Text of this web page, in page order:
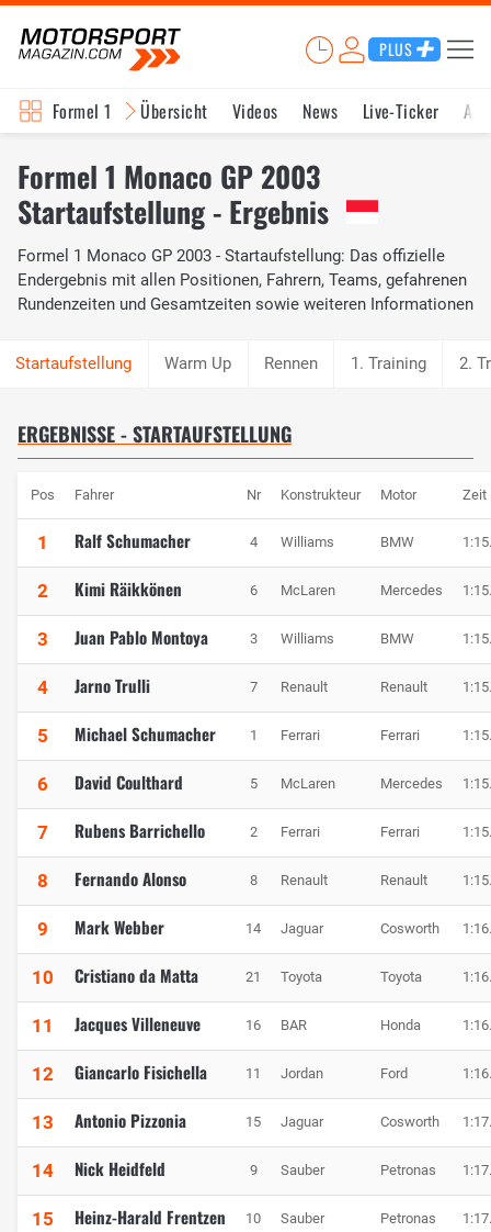
PLUS
Formel 1 Übersicht Videos News Live-Ticker
Formel 1 Monaco GP 2003
Startaufstellung - Ergebnis
Formel 1 Monaco GP 2003 - Startaufstellung: Das offizielle
Endergebnis mit allen Positionen, Fahrern, Teams, gefahrenen
Rundenzeiten und Gesamtzeiten sowie weiteren Informationen
Warm Up Rennen 1. Training 2.
ERGEBNISSE - STARTAUFSTELLUNG
Pos Fahrer Nr Konstrukteur Motor Zeit
1 Ralf Schumacher 4 Williams BMW
2 Kimi Räikkönen 6 McLaren Mercedes
3 Juan Pablo Montoya 3 Williams BMW
4 Jarno Trulli 7 Renault Renault
5 Michael Schumacher 1 Ferrari Ferrari
6 David Coulthard 5 McLaren Mercedes
7 Rubens Barrichello 2 Ferrari Ferrari
8 Fernando Alonso 8 Renault Renault
9 Mark Webber 14 Jaguar Cosworth
10 Cristiano da Matta 21 Toyota Toyota
11 Jacques Villeneuve 16 BAR Honda
12 Giancarlo Fisichella 11 Jordan Ford
13 Antonio Pizzonia 15 Jaguar Cosworth
14 Nick Heidfeld 9 Sauber Petronas
15 Heinz-Harald Frentzen 10 Sauber Petronas